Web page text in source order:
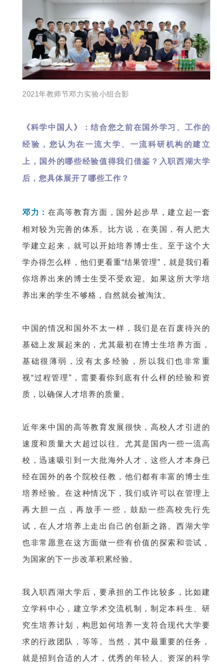
2021年教师节邓力实验小组合影
《科学中国人》：结合您之前在国外学习、工作的
经验，您认为在一流大学、一流科研机构的建立
上，国外的哪些经验值得我们借鉴？入职西湖大学
后，您具体展开了哪些工作？
邓力： 在高等教育方面，国外起步早，建立起一套
相对较为完善的体系。比方说，在美国，有人把大
学建立起来，就可以开始培养博士生。至于这个大
学办得怎么样，他们更看重“结果管理”，就是我们看
你培养出来的博士生受不受欢迎。如果这所大学培
养出来的学生不够格，自然就会被淘汰。
中国的情况和国外不太一样，我们是在百废待兴的
基础上发展起来的，尤其最初在博士生培养方面，
基础很薄弱，没有太多经验，所以我们也非常重
视“过程管理”，需要看你到底有什么样的经验和资
质，以确保人才培养的质量。
近年来中国的高等教育发展很快，高校人才引进的
速度和质量大大超过以往。尤其是国内一些一流高
校，迅速吸引到一大批海外人才，这些人才本身已
经在国外的各个院校任教，他们都有丰富的博士生
培养经验。在这种情况下，我们或许可以在管理上
再大胆一点，再放手一些，鼓励一些高校先行先
试，在人才培养上走出自己的创新之路。西湖大学
也非常愿意在这方面做一些有价值的探索和尝试，
为国家的下一步改革积累经验。
我入职西湖大学后，要承担的工作比较多，比如建
立学科中心，建立学术交流机制，制定本科生、研
究生培养计划，构思如何培养一支符合现代大学要
求的行政团队，等等。当然，其中最重要的任务，
就是招到合适的人才，优秀的年轻人、资深的科学